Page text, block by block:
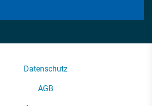
Datenschutz
AGB